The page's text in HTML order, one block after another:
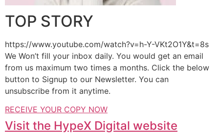
TOP STORY
https://www.youtube.com/watch?v=h-Y-VKt2O1Y&t=8s
We Won’t fill your inbox daily. You would get an email
from us maximum two times a months. Click the below
button to Signup to our Newsletter. You can
unsubscribe from it anytime.
RECEIVE YOUR COPY NOW
Visit the HypeX Digital website